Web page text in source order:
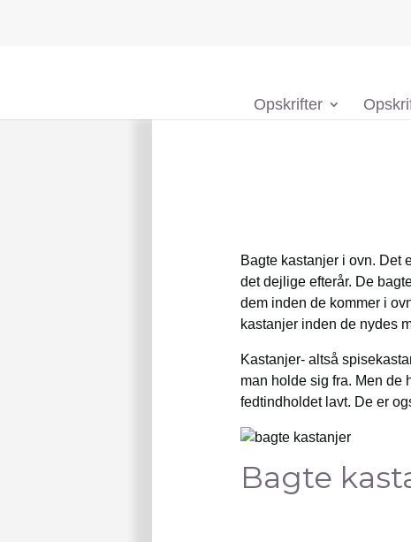
Opskrifter
Bagte kastanjer i ovn. Det
det dejlige efterår. De
dem inden de kommer i
kastanjer inden de nydes
Kastanjer- altså
man holde sig fra. Men de
fedtindholdet lavt. De er
Bagte